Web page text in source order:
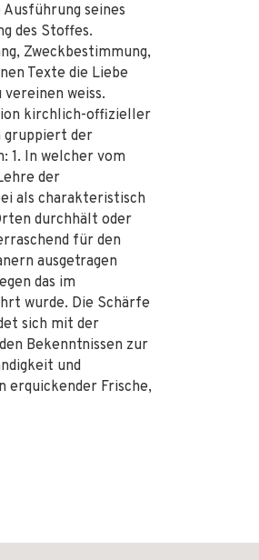
seines
des Stoffes.
Zweckbestimmung,
Texte die Liebe
weiss.
kirchlich-offizieller
gruppiert der
1. In welcher vom
der
als charakteristisch
durchhält oder
für den
ausgetragen
das im
wurde. Die Schärfe
sich mit der
Bekenntnissen zur
und
erquickender Frische,